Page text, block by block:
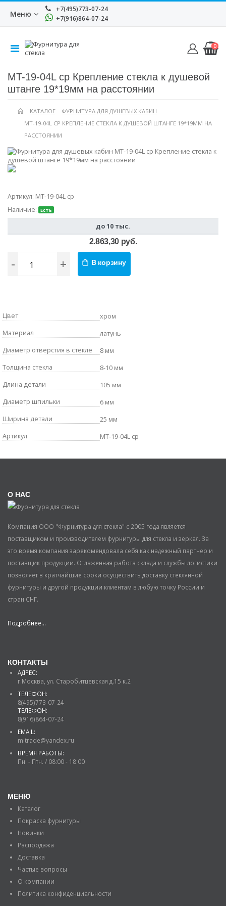
Меню
+7(495)773-07-24
+7(916)864-07-24
0
MT-19-04L cp Крепление стекла к душевой
штанге 19*19мм на расстоянии
КАТАЛОГ
ФУРНИТУРА ДЛЯ ДУШЕВЫХ КАБИН
MT-19-04L CP КРЕПЛЕНИЕ СТЕКЛА К ДУШЕВОЙ ШТАНГЕ 19*19ММ НА
РАССТОЯНИИ
Артикул: MT-19-04L cp
Наличие:
Есть
до 10 тыс.
2.863,30 руб.
- + В корзину
Цвет
хром
Материал
латунь
Диаметр отверстия в стекле
8 мм
Толщина стекла
8-10 мм
Длина детали
105 мм
Диаметр шпильки
6 мм
Ширина детали
25 мм
Артикул
MT-19-04L cp
О НАС
Компания ООО "Фурнитура для стекла" с 2005 года является
поставщиком и производителем фурнитуры для стекла и зеркал. За
это время компания зарекомендовала себя как надежный партнер и
поставщик продукции. Отлаженная работа склада и службы логистики
позволяет в кратчайшие сроки осуществить доставку стеклянной
фурнитуры и другой продукции клиентам в любую точку России и
стран СНГ.
Подробнее...
КОНТАКТЫ
АДРЕС:
г.Москва, ул. Старобитцевская д.15 к.2
ТЕЛЕФОН:
8(495)773-07-24
ТЕЛЕФОН:
8(916)864-07-24
EMAIL:
mitrade@yandex.ru
ВРЕМЯ РАБОТЫ:
Пн. - Птн. / 08:00 - 18:00
МЕНЮ
Каталог
Покраска фурнитуры
Новинки
Распродажа
Доставка
Частые вопросы
О компании
Политика конфиденциальности